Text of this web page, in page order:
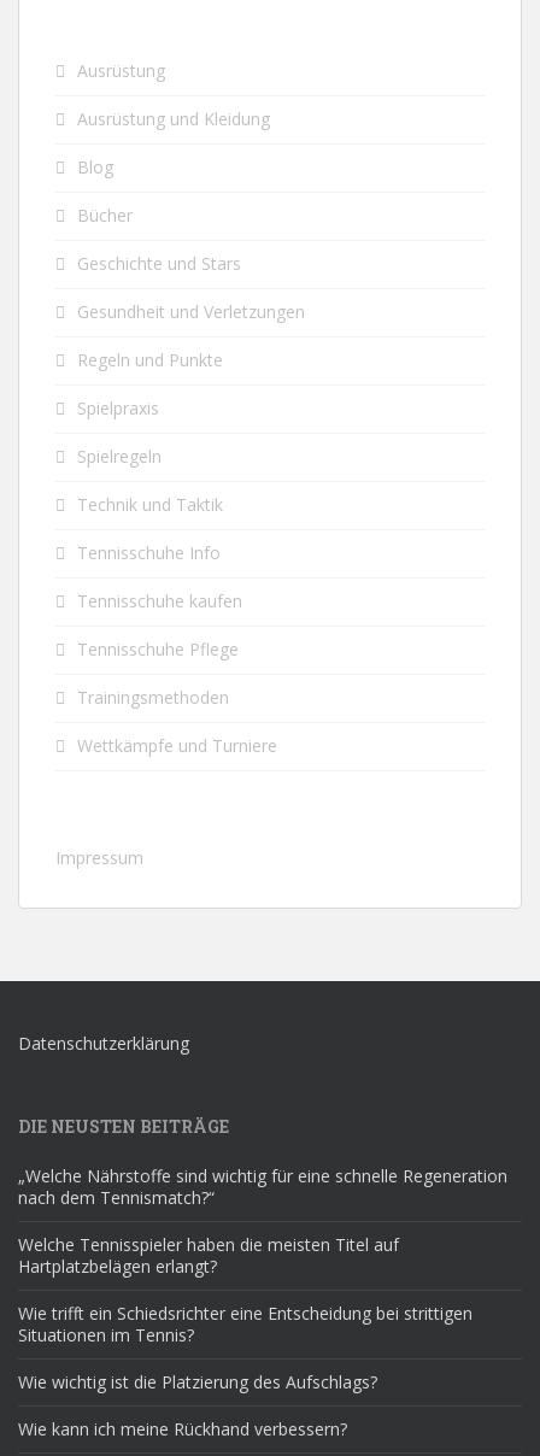
Ausrüstung
Ausrüstung und Kleidung
Blog
Bücher
Geschichte und Stars
Gesundheit und Verletzungen
Regeln und Punkte
Spielpraxis
Spielregeln
Technik und Taktik
Tennisschuhe Info
Tennisschuhe kaufen
Tennisschuhe Pflege
Trainingsmethoden
Wettkämpfe und Turniere
Impressum
Datenschutzerklärung
DIE NEUSTEN BEITRÄGE
„Welche Nährstoffe sind wichtig für eine schnelle Regeneration
nach dem Tennismatch?“
Welche Tennisspieler haben die meisten Titel auf
Hartplatzbelägen erlangt?
Wie trifft ein Schiedsrichter eine Entscheidung bei strittigen
Situationen im Tennis?
Wie wichtig ist die Platzierung des Aufschlags?
Wie kann ich meine Rückhand verbessern?